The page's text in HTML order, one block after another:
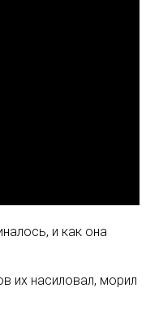
и как она
их насиловал, морил